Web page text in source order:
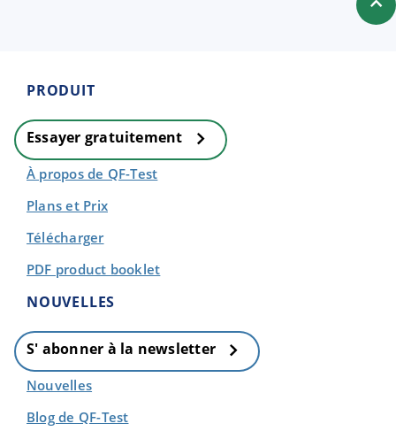
PRODUIT
Essayer gratuitement
À propos de QF-Test
Plans et Prix
Télécharger
PDF product booklet
NOUVELLES
S' abonner à la newsletter
Nouvelles
Blog de QF-Test